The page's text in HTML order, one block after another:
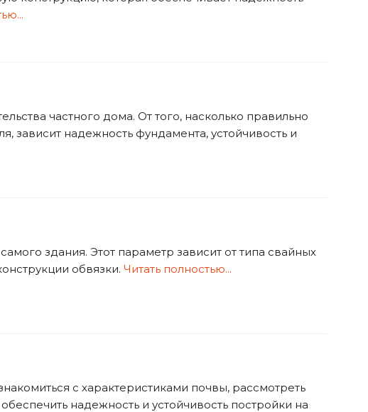
частного дома. От того, насколько правильно
зависит надежность фундамента, устойчивость и
здания. Этот параметр зависит от типа свайных
обвязки. Читать полностью...
с характеристиками почвы, рассмотреть
надежность и устойчивость постройки на